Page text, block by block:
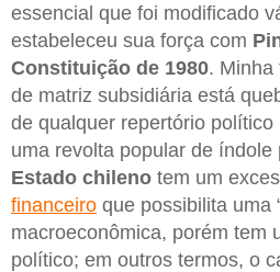
essencial que foi modificado
estabeleceu sua força com
Constituição de 1980. Minha
de matriz subsidiária está
de qualquer repertório político
uma revolta popular de
Estado chileno tem um
financeiro que possibilita uma
macroeconômica, porém tem
político; em outros termos, o